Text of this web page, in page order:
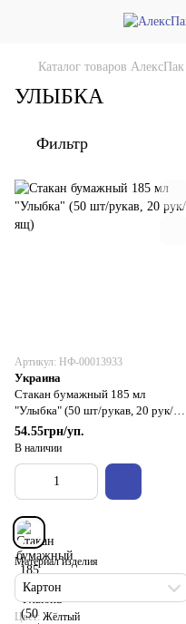
Каталог товаров АлексПак
УЛЫБКА
Фильтр
Артикул: НФ-00013933
Украина
Стакан бумажный 185 мл
"Улыбка" (50 шт/рукав, 20 рук/
ящ)
54.55грн/уп.
В наличии
Материал изделия
Картон
Цвет Жёлтый